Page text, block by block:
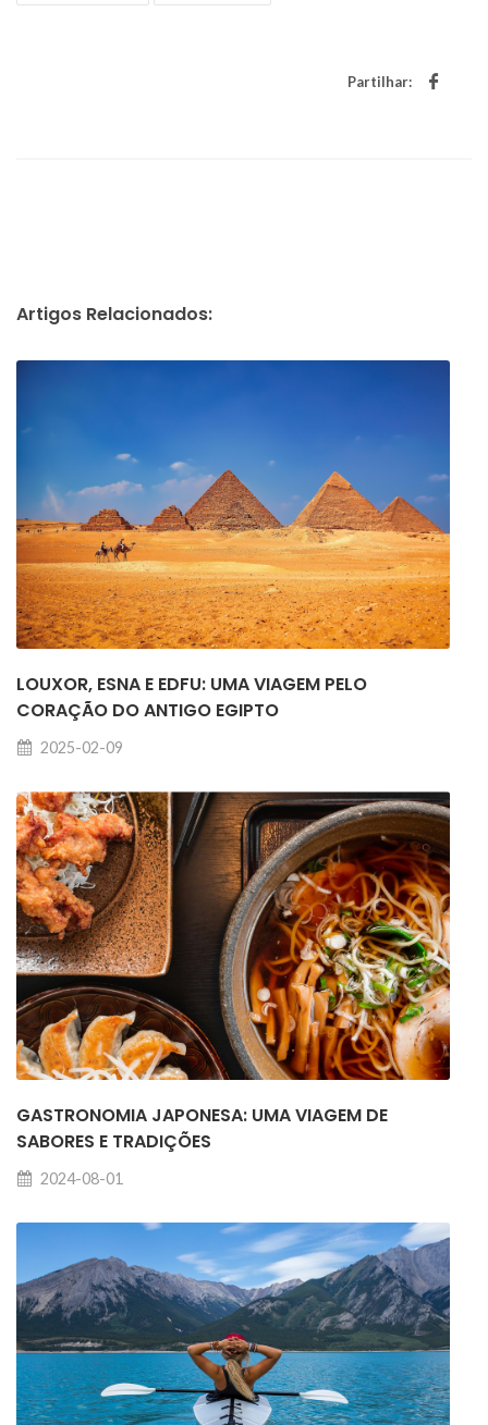
Partilhar:
Artigos Relacionados:
LOUXOR, ESNA E EDFU: UMA VIAGEM PELO
CORAÇÃO DO ANTIGO EGIPTO
2025-02-09
GASTRONOMIA JAPONESA: UMA VIAGEM DE
SABORES E TRADIÇÕES
2024-08-01